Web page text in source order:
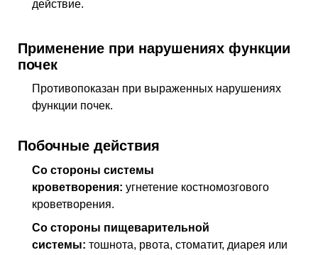
действие.
Применение при нарушениях функции
почек
Противопоказан при выраженных нарушениях
функции почек.
Побочные действия
Со стороны системы
кроветворения: угнетение костномозгового
кроветворения.
Со стороны пищеварительной
системы: тошнота, рвота, стоматит, диарея или